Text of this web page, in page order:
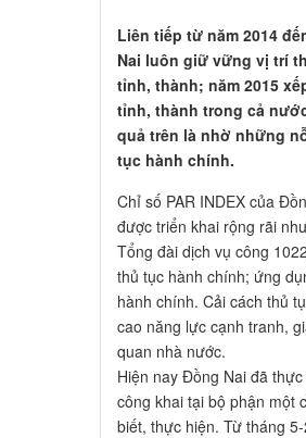
Liên tiếp từ năm 2014
Nai luôn giữ vững vị trí
tỉnh, thành; năm 2015
tỉnh, thành trong cả
quả trên là nhờ những
tục hành chính.
Chỉ số PAR INDEX của
được triển khai rộng rãi
Tổng đài dịch vụ công
thủ tục hành chính; ứng
hành chính. Cải cách thủ
cao năng lực cạnh tranh,
quan nhà nước.
Hiện nay Đồng Nai đã
công khai tại bộ phận một
biết, thực hiện. Từ tháng